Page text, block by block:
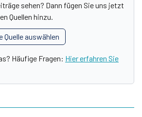
sehen? Dann fügen Sie uns jetzt
Quellen hinzu.
Quelle auswählen
Häufige Fragen: Hier erfahren Sie